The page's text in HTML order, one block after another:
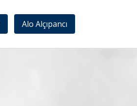
Alo Alçıpancı